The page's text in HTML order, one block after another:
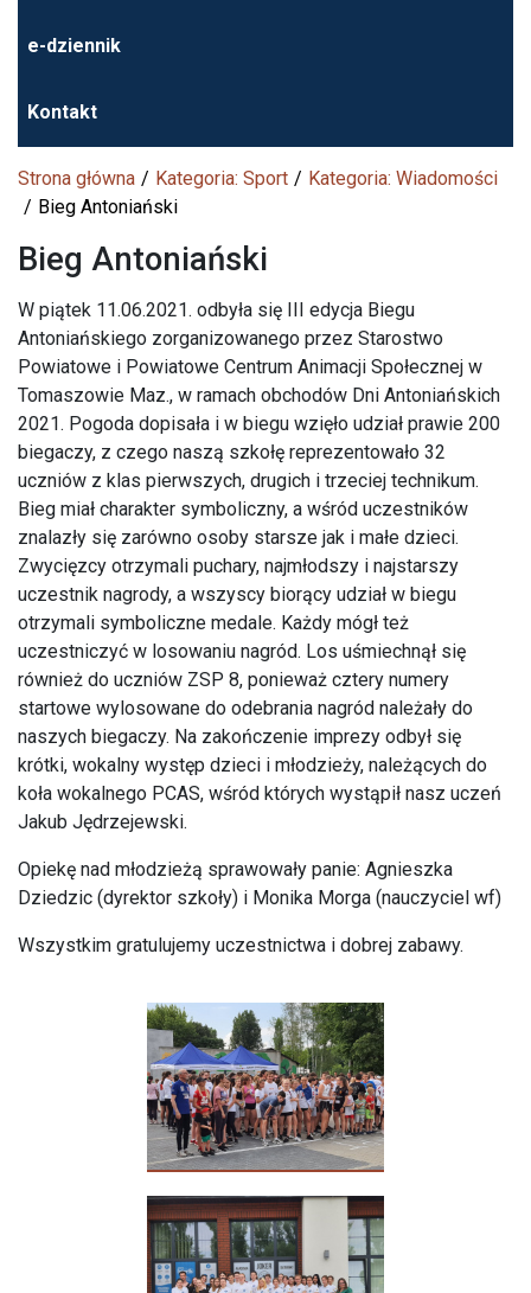
e-dziennik
Kontakt
Strona główna Kategoria: Sport
Kategoria: Wiadomości
Bieg Antoniański
Bieg Antoniański
W piątek 11.06.2021. odbyła się III edycja Biegu
Antoniańskiego zorganizowanego przez Starostwo
Powiatowe i Powiatowe Centrum Animacji Społecznej w
Tomaszowie Maz., w ramach obchodów Dni Antoniańskich
2021. Pogoda dopisała i w biegu wzięło udział prawie 200
biegaczy, z czego naszą szkołę reprezentowało 32
uczniów z klas pierwszych, drugich i trzeciej technikum.
Bieg miał charakter symboliczny, a wśród uczestników
znalazły się zarówno osoby starsze jak i małe dzieci.
Zwycięzcy otrzymali puchary, najmłodszy i najstarszy
uczestnik nagrody, a wszyscy biorący udział w biegu
otrzymali symboliczne medale. Każdy mógł też
uczestniczyć w losowaniu nagród. Los uśmiechnął się
również do uczniów ZSP 8, ponieważ cztery numery
startowe wylosowane do odebrania nagród należały do
naszych biegaczy. Na zakończenie imprezy odbył się
krótki, wokalny występ dzieci i młodzieży, należących do
koła wokalnego PCAS, wśród których wystąpił nasz uczeń
Jakub Jędrzejewski.
Opiekę nad młodzieżą sprawowały panie: Agnieszka
Dziedzic (dyrektor szkoły) i Monika Morga (nauczyciel wf)
Wszystkim gratulujemy uczestnictwa i dobrej zabawy.